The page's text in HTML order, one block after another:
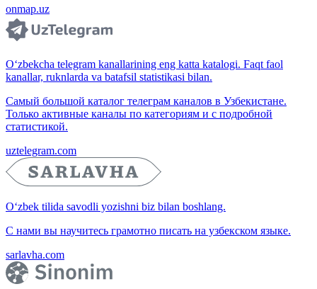
onmap.uz
O‘zbekcha telegram kanallarining eng katta katalogi. Faqt faol
kanallar, ruknlarda va batafsil statistikasi bilan.
Самый большой каталог телеграм каналов в Узбекистане.
Только активные каналы по категориям и с подробной
статистикой.
uztelegram.com
O‘zbek tilida savodli yozishni biz bilan boshlang.
С нами вы научитесь грамотно писать на узбекском языке.
sarlavha.com